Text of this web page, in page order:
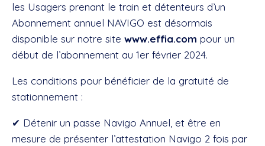
les Usagers prenant le train et détenteurs d’un
Abonnement annuel NAVIGO est désormais
disponible sur notre site www.effia.com pour un
début de l’abonnement au 1er février 2024.
Les conditions pour bénéficier de la gratuité de
stationnement :
✔ Détenir un passe Navigo Annuel, et être en
mesure de présenter l’attestation Navigo 2 fois par